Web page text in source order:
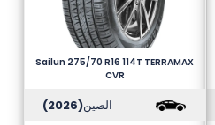
Sailun 275/70 R16 114T TERRAMAX
CVR
الصين(2026)